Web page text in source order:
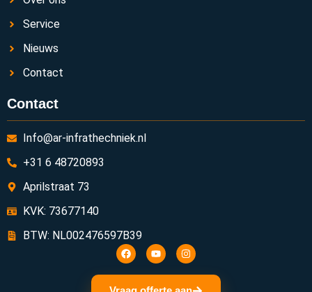
Service
Nieuws
Contact
Contact
Info@ar-infrathechniek.nl
+31 6 48720893
Aprilstraat 73
KVK: 73677140
BTW: NL002476597B39